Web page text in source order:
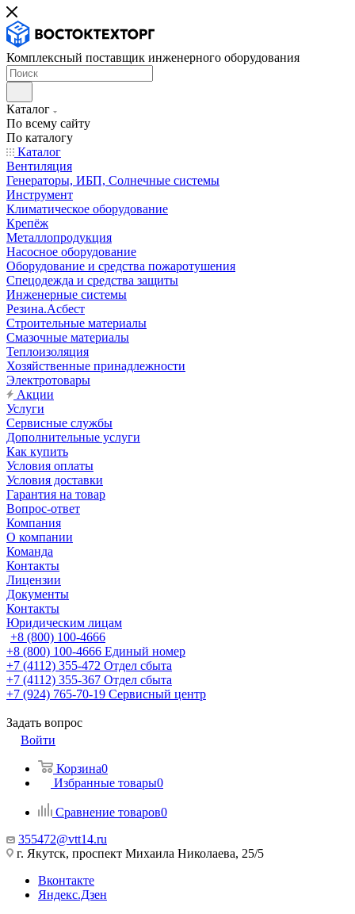
Комплексный поставщик инженерного оборудования
Каталог
По всему сайту
По каталогу
Каталог
Вентиляция
Генераторы, ИБП, Солнечные системы
Инструмент
Климатическое оборудование
Крепёж
Металлопродукция
Насосное оборудование
Оборудование и средства пожаротушения
Спецодежда и средства защиты
Инженерные системы
Резина.Асбест
Строительные материалы
Смазочные материалы
Теплоизоляция
Хозяйственные принадлежности
Электротовары
Акции
Услуги
Сервисные службы
Дополнительные услуги
Как купить
Условия оплаты
Условия доставки
Гарантия на товар
Вопрос-ответ
Компания
О компании
Команда
Контакты
Лицензии
Документы
Контакты
Юридическим лицам
+8 (800) 100-4666
+8 (800) 100-4666 Единый номер
+7 (4112) 355-472 Отдел сбыта
+7 (4112) 355-367 Отдел сбыта
+7 (924) 765-70-19 Сервисный центр
Задать вопрос
Войти
Корзина0
Избранные товары0
Сравнение товаров0
355472@vtt14.ru
г. Якутск, проспект Михаила Николаева, 25/5
Вконтакте
Яндекс.Дзен